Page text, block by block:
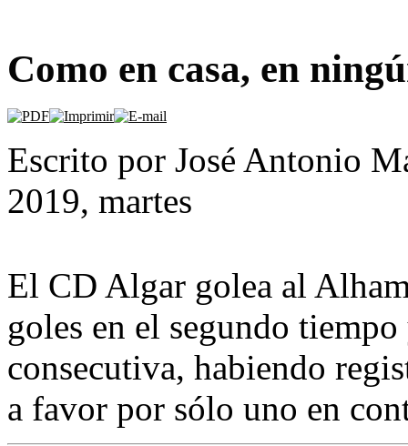
Como en casa, en
Escrito por José Antonio
2019, martes
El CD Algar golea al
goles en el segundo
consecutiva, habiendo
a favor por sólo uno en